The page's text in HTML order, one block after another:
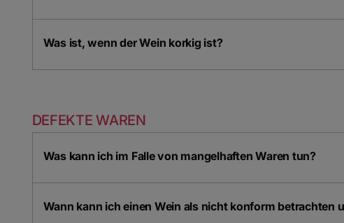
Was ist, wenn der Wein korkig ist?
DEFEKTE WAREN
Was kann ich im Falle von mangelhaften Waren tun?
Wann kann ich einen Wein als nicht konform betrachten